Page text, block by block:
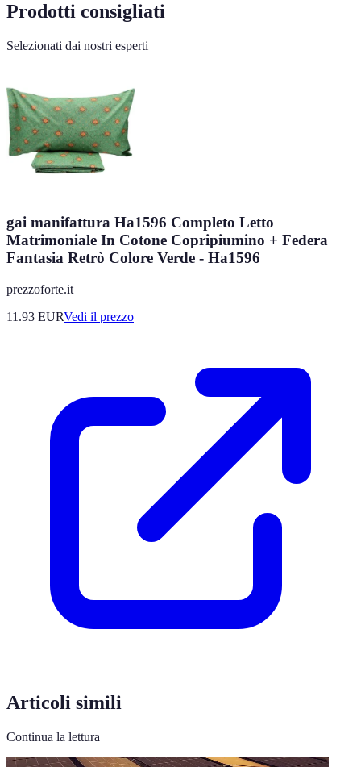
Prodotti consigliati
Selezionati dai nostri esperti
gai manifattura Ha1596 Completo Letto
Matrimoniale In Cotone Copripiumino + Federa
Fantasia Retrò Colore Verde - Ha1596
prezzoforte.it
11.93 EURVedi il prezzo
Articoli simili
Continua la lettura